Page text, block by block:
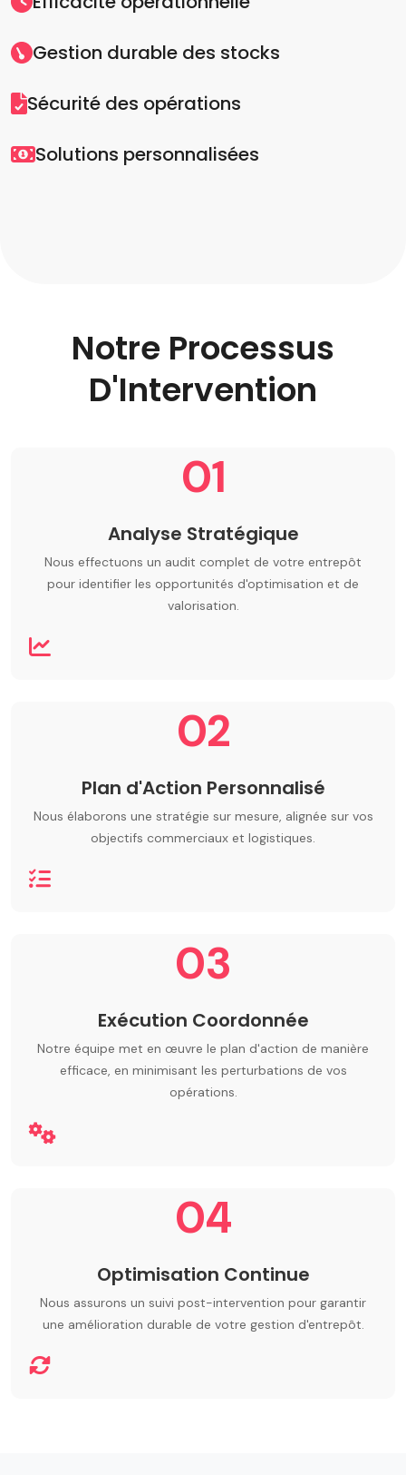
Gestion durable des stocks
Sécurité des opérations
Solutions personnalisées
Notre Processus
D'Intervention
01
Analyse Stratégique
Nous effectuons un audit complet de votre entrepôt
pour identifier les opportunités d'optimisation et de
valorisation.
02
Plan d'Action Personnalisé
Nous élaborons une stratégie sur mesure, alignée sur vos
objectifs commerciaux et logistiques.
03
Exécution Coordonnée
Notre équipe met en œuvre le plan d'action de manière
efficace, en minimisant les perturbations de vos
opérations.
04
Optimisation Continue
Nous assurons un suivi post-intervention pour garantir
une amélioration durable de votre gestion d'entrepôt.